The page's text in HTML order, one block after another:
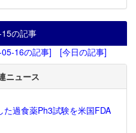
の記事
16の記事] [今日の記事]
ニュース
過食薬Ph3試験を米国FDA